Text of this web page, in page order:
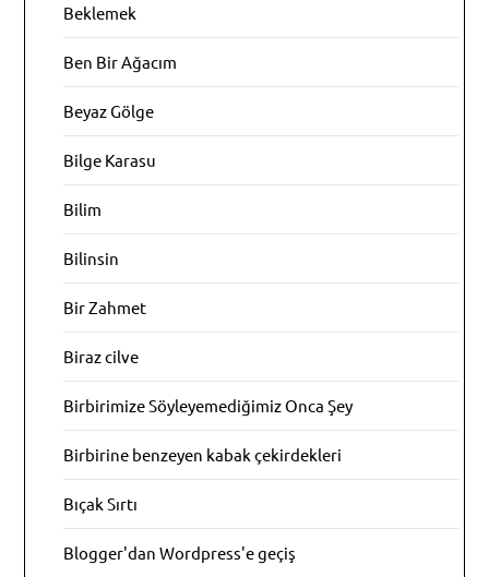
Beklemek
Ben Bir Ağacım
Beyaz Gölge
Bilge Karasu
Bilim
Bilinsin
Bir Zahmet
Biraz cilve
Birbirimize Söyleyemediğimiz Onca Şey
Birbirine benzeyen kabak çekirdekleri
Bıçak Sırtı
Blogger'dan Wordpress'e geçiş